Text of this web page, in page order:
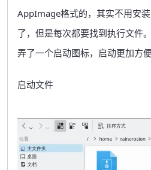
AppImage格式的，其实不用安
了，但是每次都要找到执行文件
弄了一个启动图标，启动更加方
启动文件